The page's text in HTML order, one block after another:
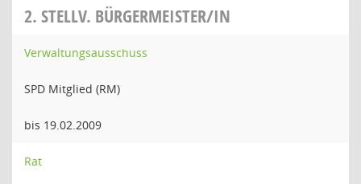
2. STELLV. BÜRGERMEISTER/IN
Verwaltungsausschuss
SPD Mitglied (RM)
bis 19.02.2009
Rat